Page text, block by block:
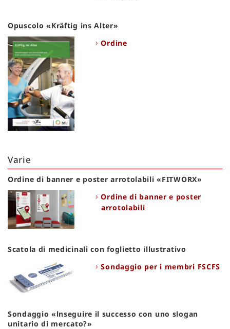
Opuscolo «Kräftig ins Alter»
Ordine
Varie
Ordine di banner e poster arrotolabili «FITWORX»
Ordine di banner e poster
arrotolabili
Scatola di medicinali con foglietto illustrativo
Sondaggio per i membri FSCFS
Sondaggio «lnseguire il successo con uno slogan
unitario di mercato?»